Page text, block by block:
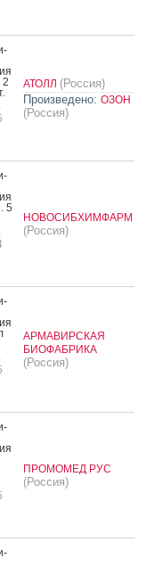
2
АТОЛЛ (Россия)
Произведено: ОЗОН
(Россия)
5
НОВОСИБХИМФАРМ
(Россия)
АРМАВИРСКАЯ
БИОФАБРИКА
(Россия)
ПРОМОМЕД РУС
(Россия)